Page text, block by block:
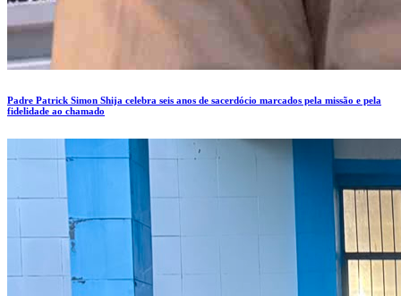
Padre Patrick Simon Shija celebra seis anos de sacerdócio marcados pela missão e pela
fidelidade ao chamado